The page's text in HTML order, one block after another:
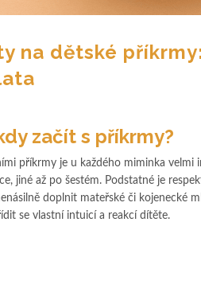
na dětské
začít s příkrmy?
příkrmy je u každého miminka
jiné až po šestém. Podstatné je
doplnit mateřské či kojenecké
se vlastní intuicí a reakcí dítěte.